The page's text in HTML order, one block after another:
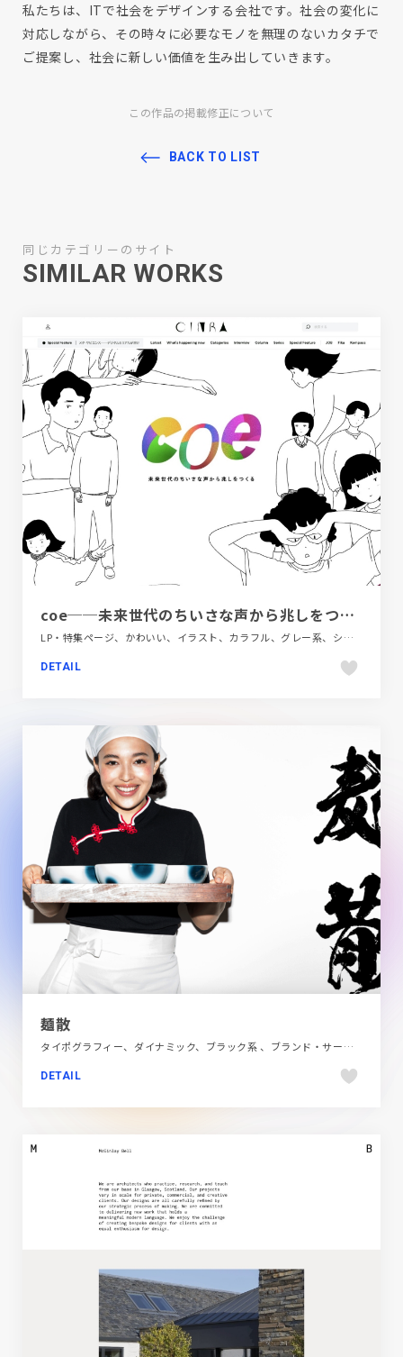
私たちは、ITで社会をデザインする会社です。社会の変化に
対応しながら、その時々に必要なモノを無理のないカタチで
ご提案し、社会に新しい価値を生み出していきます。
この作品の掲載修正について
BACK TO LIST
同じカテゴリーのサイト
SIMILAR WORKS
coe──未来世代のちいさな声から兆しをつくる | CINRA
LP・特集ページ、かわいい、イラスト、カラフル、グレー系、シンプル、デザイン・アート・音楽・文芸、ホワイト系、教育・学校
DETAIL
麺散
タイポグラフィー、ダイナミック、ブラック系 、ブランド・サービスサイト、ホワイト系、レッド系、多言語対応、手書き・ハンドメイド、施設・店舗サイト、日本テイスト、飲料・食品、飲食店・グルメ・ウェディング
DETAIL